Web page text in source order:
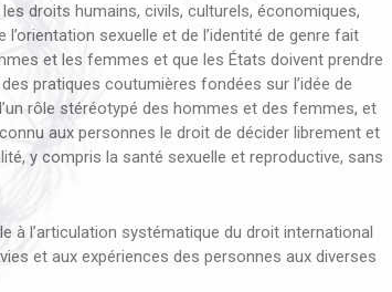
droits humains, civils, culturels, économiques,
sexuelle et de l’identité de genre fait
et les femmes et que les États doivent prendre
pratiques coutumières fondées sur l’idée de
rôle stéréotypé des hommes et des femmes, et
aux personnes le droit de décider librement et
y compris la santé sexuelle et reproductive, sans
à l’articulation systématique du droit international
et aux expériences des personnes aux diverses